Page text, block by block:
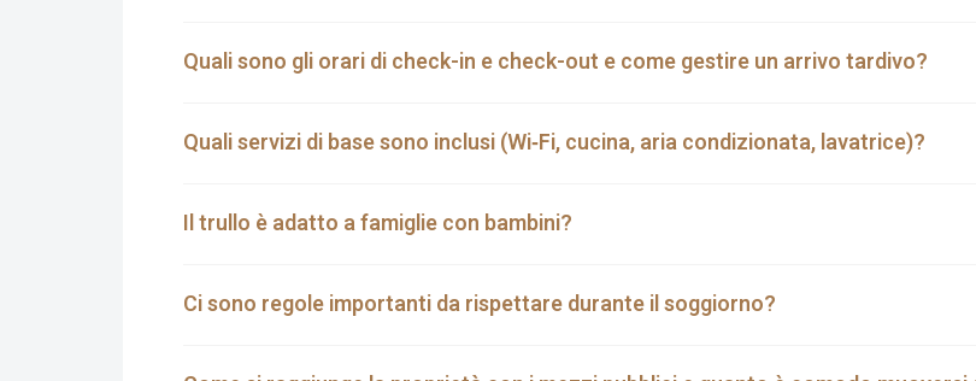
Quali sono gli orari di check-in e check-out e come gestire un arrivo tardivo?
Quali servizi di base sono inclusi (Wi‑Fi, cucina, aria condizionata, lavatrice)?
Il trullo è adatto a famiglie con bambini?
Ci sono regole importanti da rispettare durante il soggiorno?